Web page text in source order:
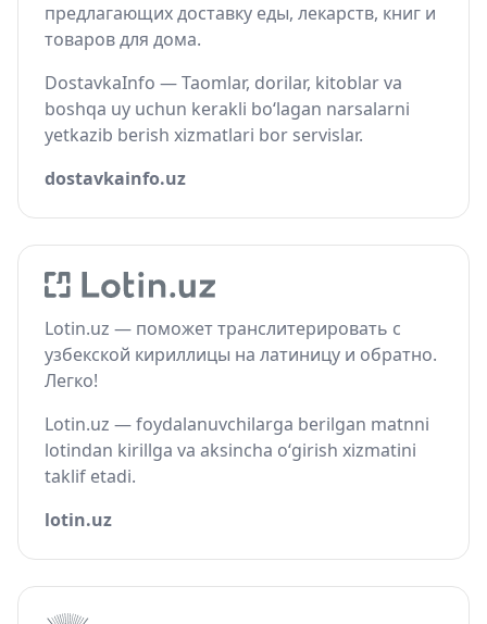
предлагающих доставку еды, лекарств, книг и
товаров для дома.
DostavkaInfo — Taomlar, dorilar, kitoblar va
boshqa uy uchun kerakli bo‘lagan narsalarni
yetkazib berish xizmatlari bor servislar.
dostavkainfo.uz
Lotin.uz — поможет транслитерировать с
узбекской кириллицы на латиницу и обратно.
Легко!
Lotin.uz — foydalanuvchilarga berilgan matnni
lotindan kirillga va aksincha o‘girish xizmatini
taklif etadi.
lotin.uz